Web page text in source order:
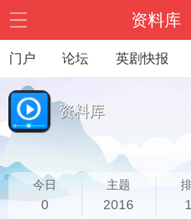
资料库
门户 论坛 英剧快报
资料库
今日
0
主题
2016